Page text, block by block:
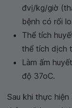
đvị/kg/giờ
bệnh có rối
Thể tích
thể tích dịch
Làm ấm
độ 37oC.
Sau khi thực